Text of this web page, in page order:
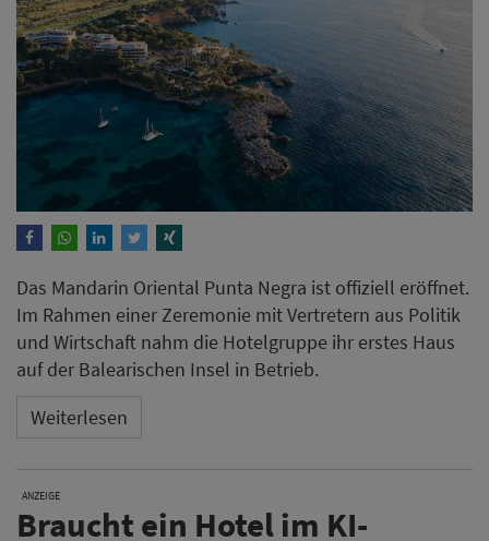
Das Mandarin Oriental Punta Negra ist offiziell eröffnet.
Im Rahmen einer Zeremonie mit Vertretern aus Politik
und Wirtschaft nahm die Hotelgruppe ihr erstes Haus
auf der Balearischen Insel in Betrieb.
Weiterlesen
ANZEIGE
Braucht ein Hotel im KI-